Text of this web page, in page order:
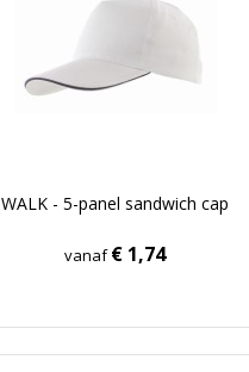
WALK - 5-panel sandwich cap
vanaf€ 1,74